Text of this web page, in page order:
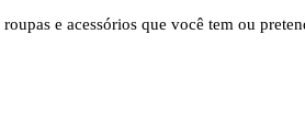
e acessórios que você tem ou